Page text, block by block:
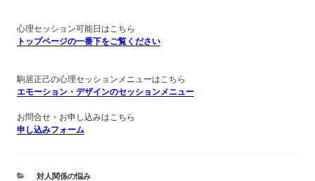
心理セッション可能日はこちら
トップページの一番下をご覧ください
駒居正己の心理セッションメニューはこちら
エモーション・デザインのセッションメニュー
お問合せ・お申し込みはこちら
申し込みフォーム
カ
対人関係の悩み